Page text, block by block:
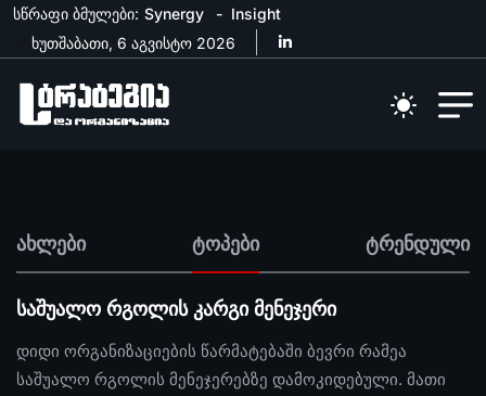
სწრაფი ბმულები: Synergy
Insight
ხუთშაბათი, 6 აგვისტო 2026
ახლები ტოპები ტრენდული
საშუალო რგოლის კარგი მენეჯერი
დიდი ორგანიზაციების წარმატებაში ბევრი რამეა
საშუალო რგოლის მენეჯერებზე დამოკიდებული. მათი